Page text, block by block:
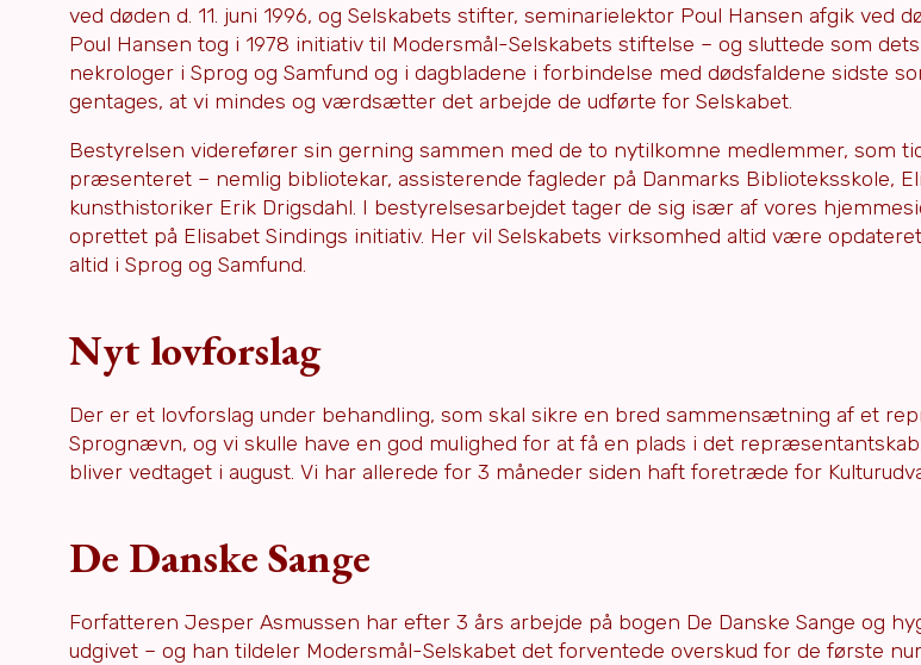
ved døden d. 11. juni 1996, og Selskabets stifter, seminarielektor Poul Hansen afgik ved
Poul Hansen tog i 1978 initiativ til Modersmål-Selskabets stiftelse – og sluttede som
nekrologer i Sprog og Samfund og i dagbladene i forbindelse med dødsfaldene sidste
gentages, at vi mindes og værdsætter det arbejde de udførte for Selskabet.
Bestyrelsen viderefører sin gerning sammen med de to nytilkomne medlemmer, som
præsenteret – nemlig bibliotekar, assisterende fagleder på Danmarks Biblioteksskole,
kunsthistoriker Erik Drigsdahl. I bestyrelsesarbejdet tager de sig især af vores
oprettet på Elisabet Sindings initiativ. Her vil Selskabets virksomhed altid være
altid i Sprog og Samfund.
Nyt lovforslag
Der er et lovforslag under behandling, som skal sikre en bred sammensætning af et
Sprognævn, og vi skulle have en god mulighed for at få en plads i det
bliver vedtaget i august. Vi har allerede for 3 måneder siden haft foretræde for
De Danske Sange
Forfatteren Jesper Asmussen har efter 3 års arbejde på bogen De Danske Sange og
udgivet – og han tildeler Modersmål-Selskabet det forventede overskud for de første